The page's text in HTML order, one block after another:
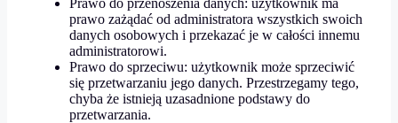
Prawo do przenoszenia danych: użytkownik ma
prawo zażądać od administratora wszystkich swoich
danych osobowych i przekazać je w całości innemu
administratorowi.
Prawo do sprzeciwu: użytkownik może sprzeciwić
się przetwarzaniu jego danych. Przestrzegamy tego,
chyba że istnieją uzasadnione podstawy do
przetwarzania.